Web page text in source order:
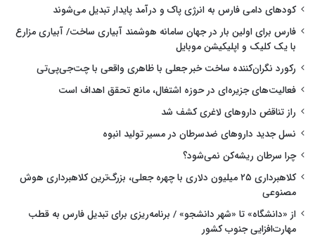
کودهای دامی فارس به انرژی پاک و درآمد پایدار تبدیل می‌شوند
فارس برای اولین بار در جهان سامانه هوشمند آبیاری ساخت/ آبیاری مزارع
با یک کلیک و اپلیکیشن موبایل
رکورد نگران‌کننده ساخت خبر جعلی با ظاهری واقعی با چت‌جی‌پی‌تی
فعالیت‌های جزیره‌ای در حوزه اشتغال، مانع تحقق اهداف است
راز تناقض داروهای لاغری کشف شد
نسل جدید داروهای ضدسرطان در مسیر تولید انبوه
چرا سرطان ریشه‌کن نمی‌شود؟
کلاهبرداری ۲۵ میلیون دلاری با چهره جعلی، بزرگ‌ترین کلاهبرداری هوش
مصنوعی
از «دانشگاه» تا «شهر دانشجو» / برنامه‌ریزی برای تبدیل فارس به قطب
مهارت‌افزایی جنوب کشور